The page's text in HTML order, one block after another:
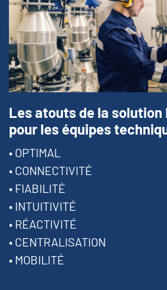
Les atouts de la solution
pour les équipes
• OPTIMAL
• CONNECTIVITÉ
• FIABILITÉ
• INTUITIVITÉ
• RÉACTIVITÉ
• CENTRALISATION
• MOBILITÉ